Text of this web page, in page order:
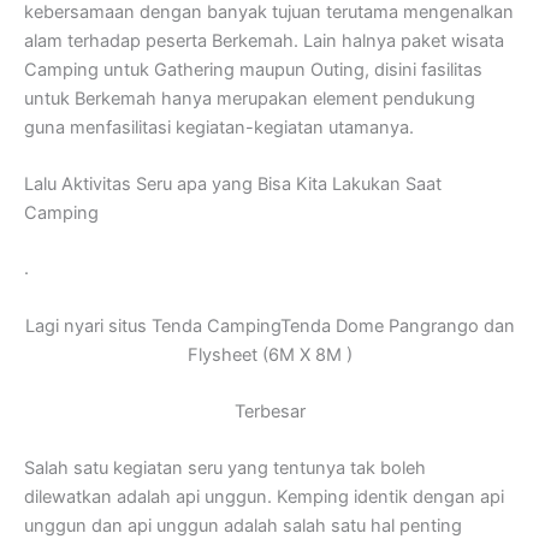
kebersamaan dengan banyak tujuan terutama mengenalkan
alam terhadap peserta Berkemah. Lain halnya paket wisata
Camping untuk Gathering maupun Outing, disini fasilitas
untuk Berkemah hanya merupakan element pendukung
guna menfasilitasi kegiatan-kegiatan utamanya.
Lalu Aktivitas Seru apa yang Bisa Kita Lakukan Saat
Camping
.
Lagi nyari situs Tenda CampingTenda Dome Pangrango dan
Flysheet (6M X 8M )
Terbesar
Salah satu kegiatan seru yang tentunya tak boleh
dilewatkan adalah api unggun. Kemping identik dengan api
unggun dan api unggun adalah salah satu hal penting